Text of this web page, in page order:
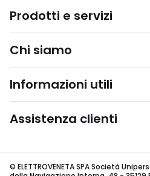
Prodotti e servizi
Chi siamo
Informazioni utili
Assistenza clienti
© ELETTROVENETA SPA Società